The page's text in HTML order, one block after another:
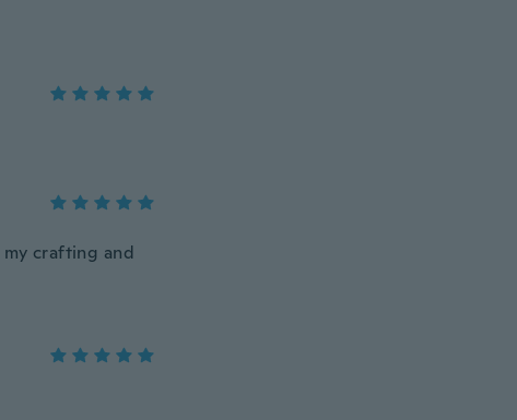
crafting and